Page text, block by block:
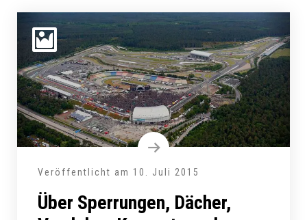
Veröffentlicht am 10. Juli 2015
Über Sperrungen, Dächer,